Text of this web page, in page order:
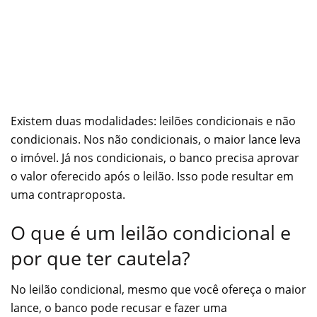
Existem duas modalidades: leilões condicionais e não
condicionais. Nos não condicionais, o maior lance leva
o imóvel. Já nos condicionais, o banco precisa aprovar
o valor oferecido após o leilão. Isso pode resultar em
uma contraproposta.
O que é um leilão condicional e
por que ter cautela?
No leilão condicional, mesmo que você ofereça o maior
lance, o banco pode recusar e fazer uma